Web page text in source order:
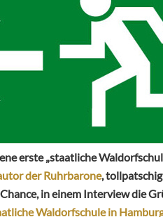
erste „staatliche
der Ruhrbarone,
in einem Interview die
Waldorfschule in